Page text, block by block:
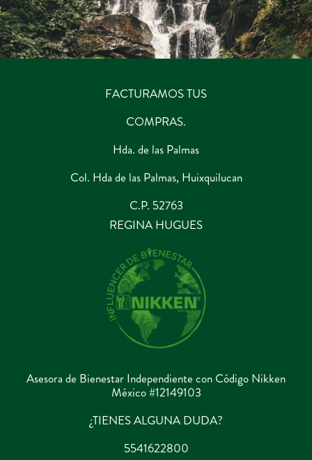
FACTURAMOS TUS
COMPRAS.
Hda. de las Palmas
Col. Hda de las Palmas, Huixquilucan
C.P. 52763
REGINA HUGUES
Asesora de Bienestar Independiente con Código Nikken
México #12149103
¿TIENES ALGUNA DUDA?
5541622800